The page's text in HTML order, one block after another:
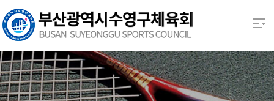
본문 바로가기
열기
열기